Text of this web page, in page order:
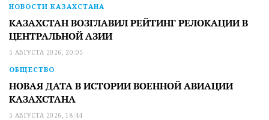
НОВОСТИ КАЗАХСТАНА
КАЗАХСТАН ВОЗГЛАВИЛ РЕЙТИНГ РЕЛОКАЦИИ В
ЦЕНТРАЛЬНОЙ АЗИИ
5 АВГУСТА 2026, 20:05
ОБЩЕСТВО
НОВАЯ ДАТА В ИСТОРИИ ВОЕННОЙ АВИАЦИИ
КАЗАХСТАНА
5 АВГУСТА 2026, 18:44